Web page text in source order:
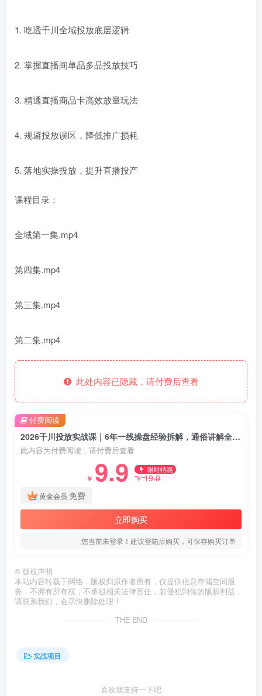
1. 吃透千川全域投放底层逻辑
2. 掌握直播间单品多品投放技巧
3. 精通直播商品卡高效放量玩法
4. 规避投放误区，降低推广损耗
5. 落地实操投放，提升直播投产
课程目录：
全域第一集.mp4
第四集.mp4
第三集.mp4
第二集.mp4
此处内容已隐藏，请付费后查看
2026千川投放实战课｜6年一线操盘经验拆解，通俗讲解全域投放，吃透商品卡放量技巧
此内容为付费阅读，请付费后查看
￥ 9.9 限时特惠
￥19.9
黄金会员 免费
立即购买
您当前未登录！建议登陆后购买，可保存购买订单
付费阅读
© 版权声明
本站内容转载于网络，版权归原作者所有，仅提供信息存储空间服
务，不拥有所有权，不承担相关法律责任，若侵犯到你的版权利益，
请联系我们，会尽快删除处理！
THE END
实战项目
喜欢就支持一下吧